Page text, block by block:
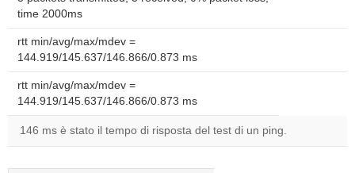
time 2000ms
rtt min/avg/max/mdev =
144.919/145.637/146.866/0.873 ms
rtt min/avg/max/mdev =
144.919/145.637/146.866/0.873 ms
146 ms è stato il tempo di risposta del test di un ping.